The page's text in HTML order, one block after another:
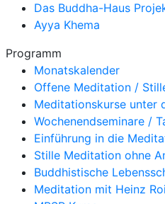
Das Buddha-Haus
Ayya Khema
Programm
Monatskalender
Offene Meditation /
Meditationskurse unter
Wochenendseminare /
Einführung in die
Stille Meditation ohne
Buddhistische
Meditation mit Heinz